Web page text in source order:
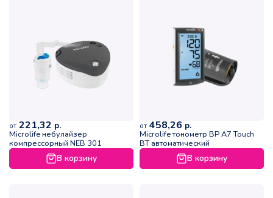
от 221,32 р.
Microlife небулайзер
компрессорный NEB 301
В корзину
от 458,26 р.
Microlife тонометр ВР А7 Touch
BT автоматический
В корзину